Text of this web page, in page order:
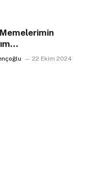
22 Ekim 2024